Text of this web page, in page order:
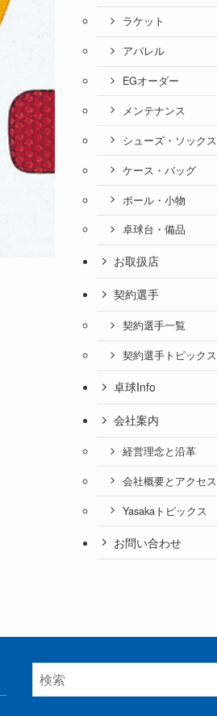
ラケット
アパレル
EGオーダー
メンテナンス
シューズ・ソックス
ケース・バッグ
ボール・小物
卓球台・備品
お取扱店
契約選手
契約選手一覧
契約選手トピックス
卓球Info
会社案内
経営理念と沿革
会社概要とアクセス
Yasakaトピックス
お問い合わせ